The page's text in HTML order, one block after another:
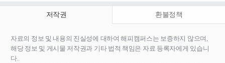
저작권 환불정책
자료의 정보 및 내용의 진실성에 대하여 해피캠퍼스는 보증하지 않으며,
해당 정보 및 게시물 저작권과 기타 법적 책임은 자료 등록자에게 있습니
다.